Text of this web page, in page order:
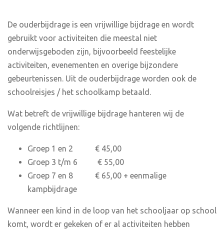
De ouderbijdrage is een vrijwillige bijdrage en wordt
gebruikt voor activiteiten die meestal niet
onderwijsgeboden zijn, bijvoorbeeld feestelijke
activiteiten, evenementen en overige bijzondere
gebeurtenissen. Uit de ouderbijdrage worden ook de
schoolreisjes / het schoolkamp betaald.
Wat betreft de vrijwillige bijdrage hanteren wij de
volgende richtlijnen:
Groep 1 en 2 € 45,00
Groep 3 t/m 6 € 55,00
Groep 7 en 8 € 65,00 + eenmalige
kampbijdrage
Wanneer een kind in de loop van het schooljaar op school
komt, wordt er gekeken of er al activiteiten hebben